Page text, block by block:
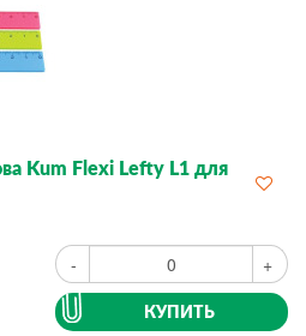
Kum Flexi Lefty L1 для
- +
КУПИТЬ